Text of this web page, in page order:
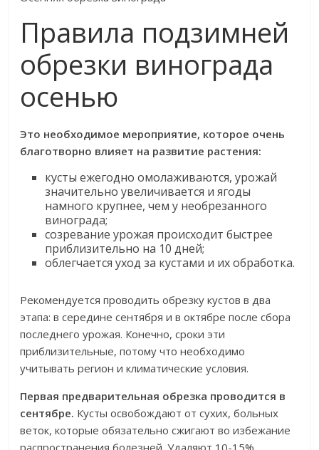
Правила подзимней
обрезки винограда
осенью
Это необходимое мероприятие, которое очень
благотворно влияет на развитие растения:
кусты ежегодно омолаживаются, урожай
значительно увеличивается и ягоды
намного крупнее, чем у необрезанного
винограда;
созревание урожая происходит быстрее
приблизительно на 10 дней;
облегчается уход за кустами и их обработка.
Рекомендуется проводить обрезку кустов в два
этапа: в середине сентября и в октябре после сбора
последнего урожая. Конечно, сроки эти
приблизительные, потому что необходимо
учитывать регион и климатические условия.
Первая предварительная обрезка проводится в
сентябре. Кусты освобождают от сухих, больных
веток, которые обязательно сжигают во избежание